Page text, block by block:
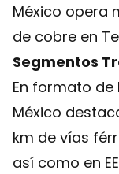
México opera
de cobre en
Segmentos
En formato de
México
km de vías
así como en